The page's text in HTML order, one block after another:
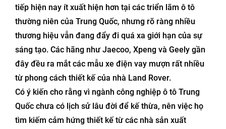
tiếp hiện nay ít xuất hiện hơn tại các triển lãm ô tô
thường niên của Trung Quốc, nhưng rõ ràng nhiều
thương hiệu vẫn đang đẩy đi quá xa giới hạn của sự
sáng tạo. Các hãng như Jaecoo, Xpeng và Geely gần
đây đều ra mắt các mẫu xe điện vay mượn rất nhiều
từ phong cách thiết kế của nhà Land Rover.
Có ý kiến cho rằng vì ngành công nghiệp ô tô Trung
Quốc chưa có lịch sử lâu đời để kế thừa, nên việc họ
tìm kiếm cảm hứng thiết kế từ các nhà sản xuất